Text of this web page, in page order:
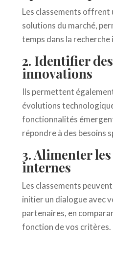
Les classements offrent
solutions du marché,
temps dans la recherche
2. Identifier
innovations
Ils permettent
évolutions
fonctionnalités
répondre à des besoins
3. Alimenter
internes
Les classements
initier un dialogue avec
partenaires, en
fonction de vos critères.